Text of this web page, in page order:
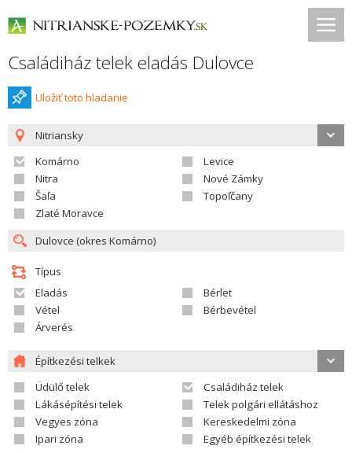
Családiház telek eladás Dulovce
Uložiť toto hladanie
Nitriansky
Komárno
Levice
Nitra
Nové Zámky
Šaľa
Topoľčany
Zlaté Moravce
Típus
Eladás
Bérlet
Vétel
Bérbevétel
Árverés
Építkezési telkek
Üdülő telek
Családiház telek
Lákásépítési telek
Telek polgári ellátáshoz
Vegyes zóna
Kereskedelmi zóna
Ipari zóna
Egyéb építkezési telek